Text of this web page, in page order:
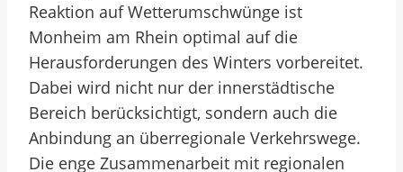
Reaktion auf Wetterumschwünge ist
Monheim am Rhein optimal auf die
Herausforderungen des Winters vorbereitet.
Dabei wird nicht nur der innerstädtische
Bereich berücksichtigt, sondern auch die
Anbindung an überregionale Verkehrswege.
Die enge Zusammenarbeit mit regionalen